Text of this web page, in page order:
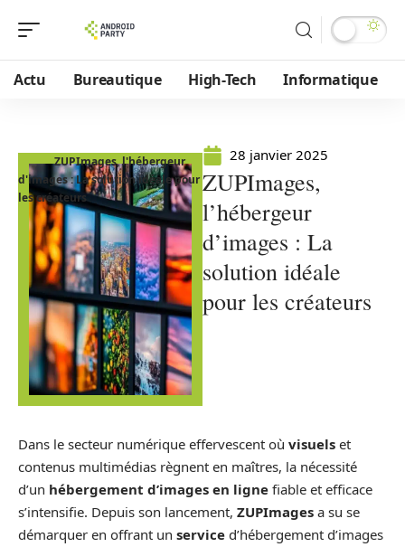
Actu Bureautique High-Tech Informatique
ZUPImages, l'hébergeur
d'images : La solution idéale pour
les créateurs
28 janvier 2025
ZUPImages,
l’hébergeur
d’images : La
solution idéale
pour les créateurs
Dans le secteur numérique effervescent où visuels et
contenus multimédias règnent en maîtres, la nécessité
d’un hébergement d’images en ligne fiable et efficace
s’intensifie. Depuis son lancement, ZUPImages a su se
démarquer en offrant un service d’hébergement d’images